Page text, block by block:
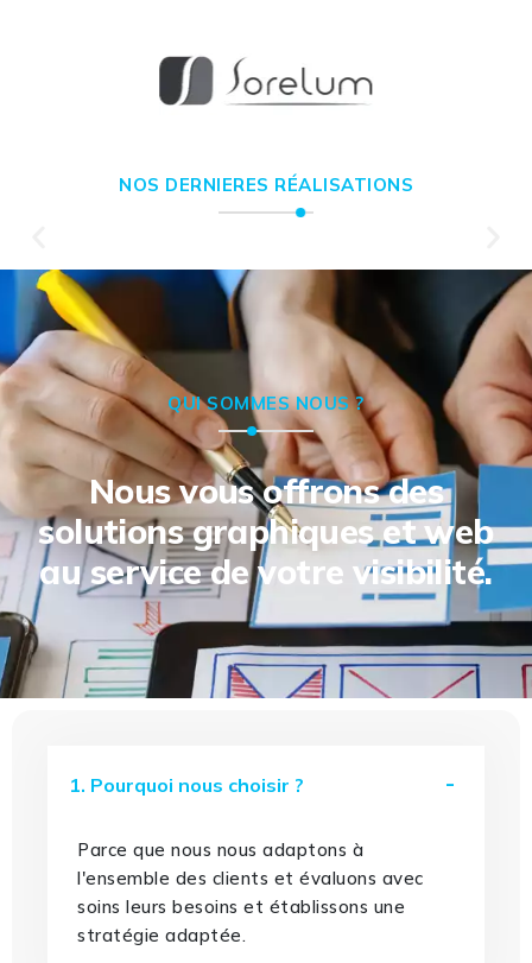
NOS DERNIERES RÉALISATIONS
QUI SOMMES NOUS ?
Nous vous offrons des
solutions graphiques et web
au service de votre visibilité.
1. Pourquoi nous choisir ?
Parce que nous nous adaptons à
l'ensemble des clients et évaluons avec
soins leurs besoins et établissons une
stratégie adaptée.